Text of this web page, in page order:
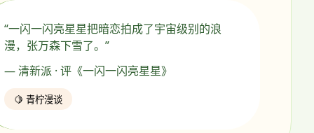
“一闪一闪亮星星把暗恋拍成了宇宙级别的浪
漫，张万森下雪了。”
— 清新派 · 评《一闪一闪亮星星》
🍋 青柠漫谈